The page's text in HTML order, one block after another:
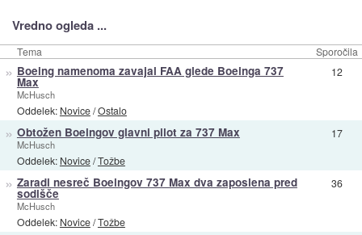
Vredno ogleda ...
Tema Sporočila
» Boeing namenoma zavajal FAA glede Boeinga 737
Max
McHusch
Oddelek: Novice/Ostalo
12
» Obtožen Boeingov glavni pilot za 737 Max
McHusch
Oddelek: Novice/Tožbe
17
» Zaradi nesreč Boeingov 737 Max dva zaposlena pred
sodišče
McHusch
Oddelek: Novice/Tožbe
36